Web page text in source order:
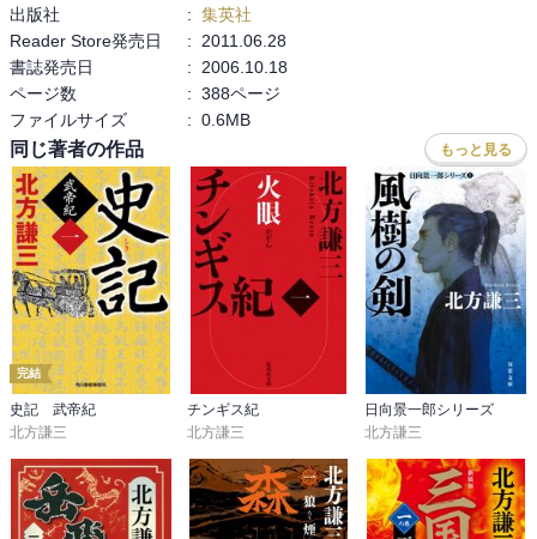
覚悟は決まった
『北方水滸伝』という長い長い旅が遂に始まったのだ
出版社
: 集英社
Reader Store発売日
:
2011.06.28
書誌発売日
:
2006.10.18
ページ数
: 388ページ
ファイルサイズ
: 0.6MB
同じ著者の作品 もっと見る
完結
史記 武帝紀
北方謙三
チンギス紀
北方謙三
日向景一郎シリーズ
北方謙三